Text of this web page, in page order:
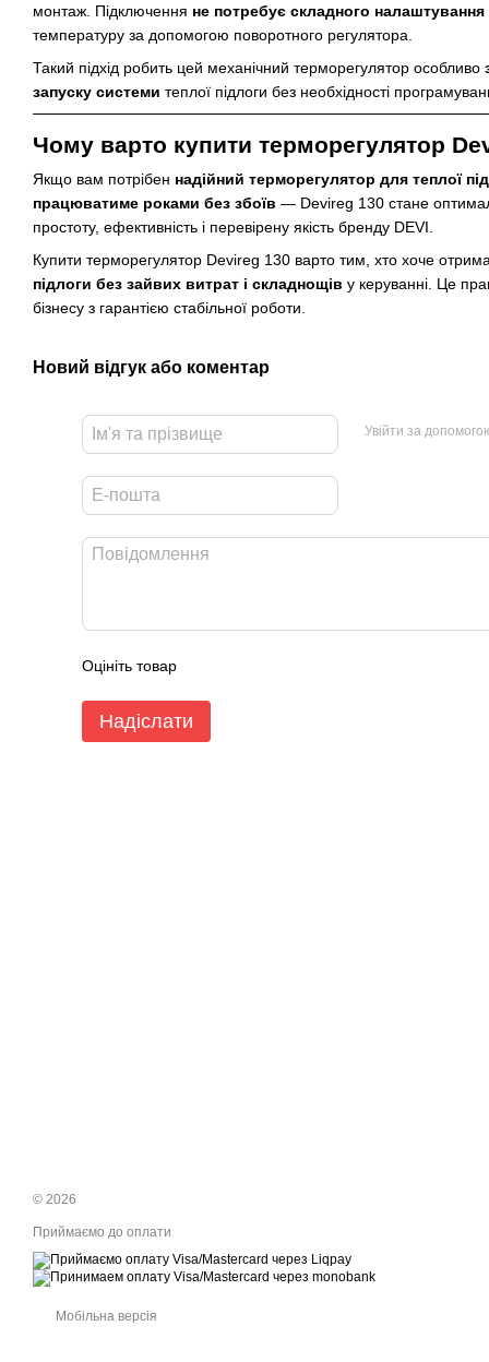
монтаж. Підключення не потребує складного налаштування
температуру за допомогою поворотного регулятора.
Такий підхід робить цей механічний терморегулятор особливо
запуску системи теплої підлоги без необхідності
Чому варто купити терморегулятор
Якщо вам потрібен надійний терморегулятор для теплої
працюватиме роками без збоїв — Devireg 130 стане
простоту, ефективність і перевірену якість бренду DEVI.
Купити терморегулятор Devireg 130 варто тим, хто хоче
підлоги без зайвих витрат і складнощів у керуванні. Це
бізнесу з гарантією стабільної роботи.
Новий відгук або коментар
Увійти за
Оцініть товар
Надіслати
© 2026
Приймаємо до оплати
Мобільна версія